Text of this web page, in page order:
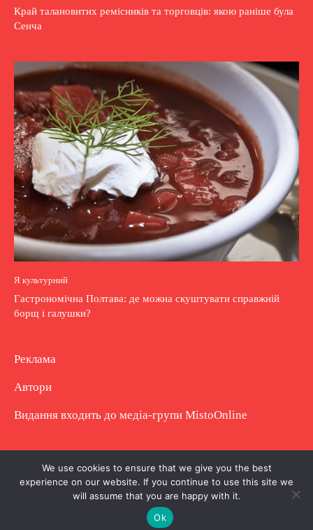
Край талановитих ремісників та торговців: якою раніше була
Сенча
Я культурний
Гастрономічна Полтава: де можна скуштувати справжній
борщ і галушки?
Реклама
Автори
Видання входить до медіа-групи MistoOnline
Copyright © Повне використання матеріалу
заборонено. Частково можна з гіперпосиланням.
We use cookies to ensure that we give you the best
experience on our website. If you continue to use this site we
will assume that you are happy with it.
Ok